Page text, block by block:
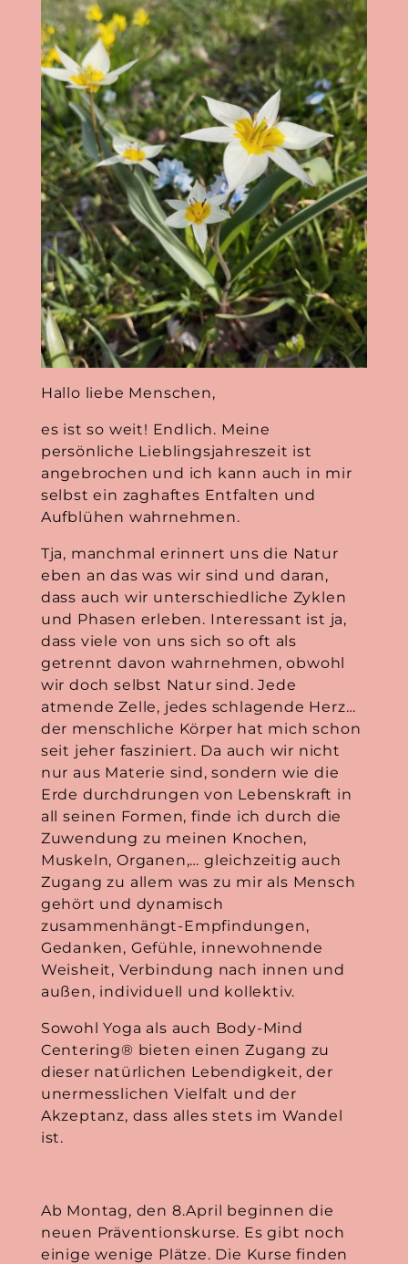
Hallo liebe Menschen,
es ist so weit! Endlich. Meine
persönliche Lieblingsjahreszeit ist
angebrochen und ich kann auch in mir
selbst ein zaghaftes Entfalten und
Aufblühen wahrnehmen.
Tja, manchmal erinnert uns die Natur
eben an das was wir sind und daran,
dass auch wir unterschiedliche Zyklen
und Phasen erleben. Interessant ist ja,
dass viele von uns sich so oft als
getrennt davon wahrnehmen, obwohl
wir doch selbst Natur sind. Jede
atmende Zelle, jedes schlagende Herz…
der menschliche Körper hat mich schon
seit jeher fasziniert. Da auch wir nicht
nur aus Materie sind, sondern wie die
Erde durchdrungen von Lebenskraft in
all seinen Formen, finde ich durch die
Zuwendung zu meinen Knochen,
Muskeln, Organen,… gleichzeitig auch
Zugang zu allem was zu mir als Mensch
gehört und dynamisch
zusammenhängt-Empfindungen,
Gedanken, Gefühle, innewohnende
Weisheit, Verbindung nach innen und
außen, individuell und kollektiv.
Sowohl Yoga als auch Body-Mind
Centering® bieten einen Zugang zu
dieser natürlichen Lebendigkeit, der
unermesslichen Vielfalt und der
Akzeptanz, dass alles stets im Wandel
ist.
Ab Montag, den 8.April beginnen die
neuen Präventionskurse. Es gibt noch
einige wenige Plätze. Die Kurse finden